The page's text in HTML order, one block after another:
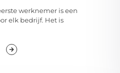
werknemer is een
elk bedrijf. Het is